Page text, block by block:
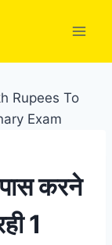
पास करने
1